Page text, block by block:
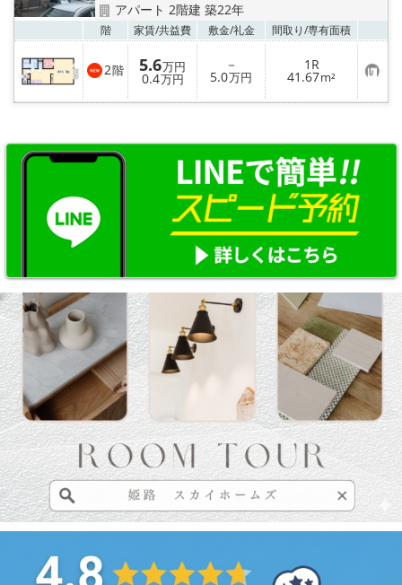
アパート 2階建 築22年
階 家賃/共益費 敷金/礼金 間取り/専有面積
2階 5.6万円
0.4万円
－
5.0万円
1R
41.67m² お
気
に